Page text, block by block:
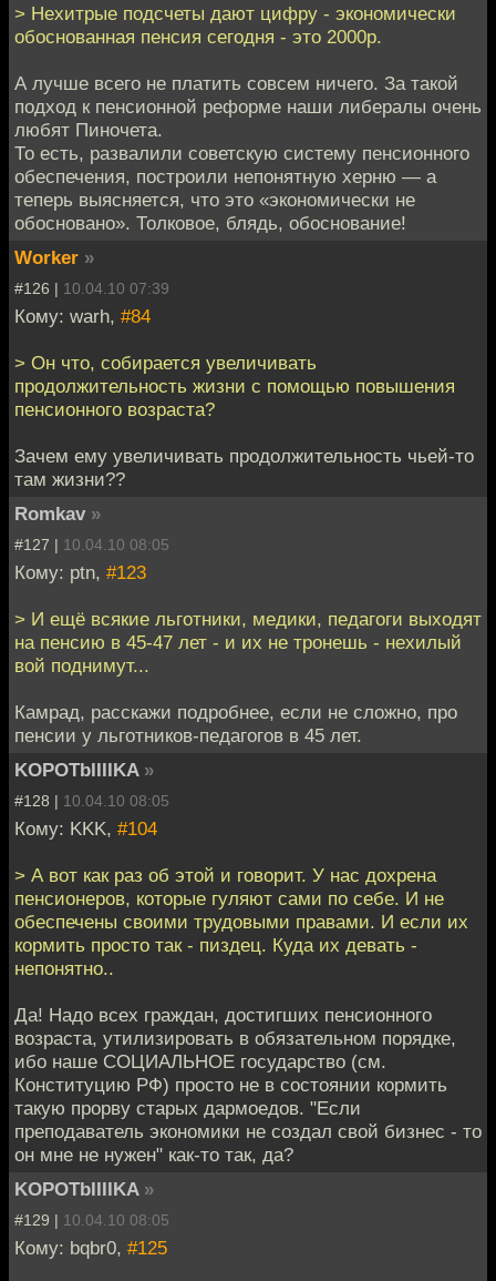
> Нехитрые подсчеты дают цифру - экономически
обоснованная пенсия сегодня - это 2000р.
А лучше всего не платить совсем ничего. За такой
подход к пенсионной реформе наши либералы очень
любят Пиночета.
То есть, развалили советскую систему пенсионного
обеспечения, построили непонятную херню — а
теперь выясняется, что это «экономически не
обосновано». Толковое, блядь, обоснование!
Worker »
#126 | 10.04.10 07:39
Кому: warh, #84
> Он что, собирается увеличивать
продолжительность жизни с помощью повышения
пенсионного возраста?
Зачем ему увеличивать продолжительность чьей-то
там жизни??
Romkav »
#127 | 10.04.10 08:05
Кому: ptn, #123
> И ещё всякие льготники, медики, педагоги выходят
на пенсию в 45-47 лет - и их не тронешь - нехилый
вой поднимут...
Камрад, расскажи подробнее, если не сложно, про
пенсии у льготников-педагогов в 45 лет.
KOPOTbIIIIKA »
#128 | 10.04.10 08:05
Кому: KKK, #104
> А вот как раз об этой и говорит. У нас дохрена
пенсионеров, которые гуляют сами по себе. И не
обеспечены своими трудовыми правами. И если их
кормить просто так - пиздец. Куда их девать -
непонятно..
Да! Надо всех граждан, достигших пенсионного
возраста, утилизировать в обязательном порядке,
ибо наше СОЦИАЛЬНОЕ государство (см.
Конституцию РФ) просто не в состоянии кормить
такую прорву старых дармоедов. "Если
преподаватель экономики не создал свой бизнес - то
он мне не нужен" как-то так, да?
KOPOTbIIIIKA »
#129 | 10.04.10 08:05
Кому: bqbr0, #125